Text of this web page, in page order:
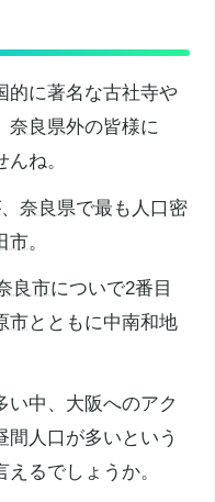
的に著名な古社寺や
奈良県外の皆様に
ね。
奈良県で最も人口密
市。
良市についで2番目
市とともに中南和地
い中、大阪へのアク
間人口が多いという
るでしょうか。